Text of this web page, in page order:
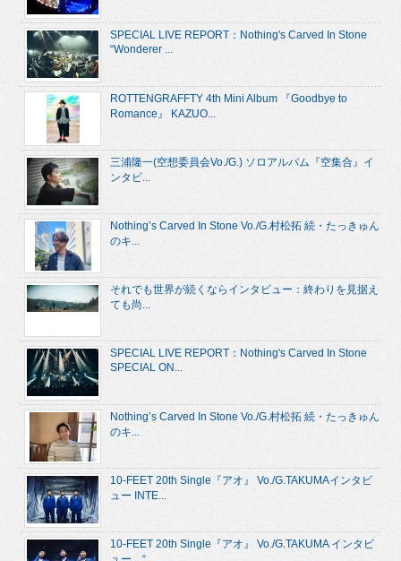
SPECIAL LIVE REPORT：Nothing's Carved In Stone
“Wonderer ...
ROTTENGRAFFTY 4th Mini Album 『Goodbye to
Romance』 KAZUO...
三浦隆一(空想委員会Vo./G.) ソロアルバム『空集合』イ
ンタビ...
Nothing’s Carved In Stone Vo./G.村松拓 続・たっきゅん
のキ...
それでも世界が続くならインタビュー：終わりを見据え
ても尚...
SPECIAL LIVE REPORT：Nothing's Carved In Stone
SPECIAL ON...
Nothing’s Carved In Stone Vo./G.村松拓 続・たっきゅん
のキ...
10-FEET 20th Single『アオ』 Vo./G.TAKUMAインタビ
ュー INTE...
10-FEET 20th Single『アオ』 Vo./G.TAKUMA インタビ